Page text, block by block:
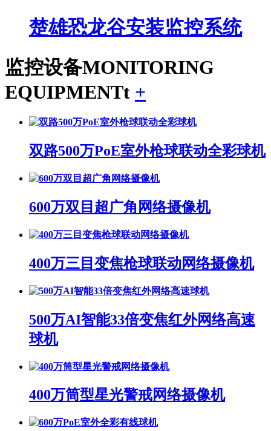
楚雄恐龙谷安装监控系统
监控设备MONITORING
EQUIPMENTt +
双路500万PoE室外枪球联动全彩球机
600万双目超广角网络摄像机
400万三目变焦枪球联动网络摄像机
500万AI智能33倍变焦红外网络高速
球机
400万筒型星光警戒网络摄像机